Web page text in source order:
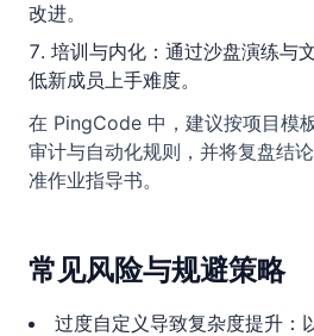
改进。
培训与内化：通过沙盘演练与
低新成员上手难度。
在 PingCode 中，建议按项目模
审计与自动化规则，并将复盘结
准作业指导书。
常见风险与规避策略
过度自定义导致复杂度提升：